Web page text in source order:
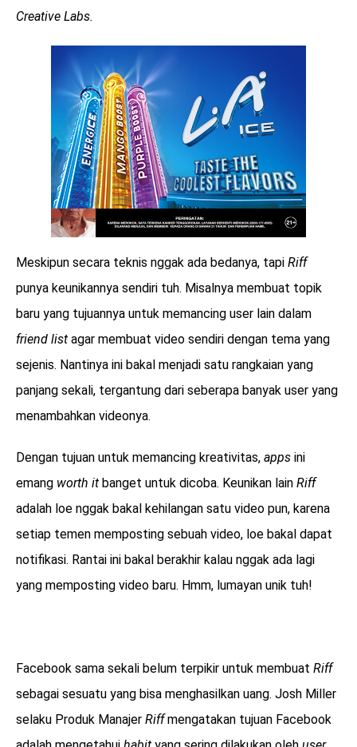
Creative Labs.
Meskipun secara teknis nggak ada bedanya, tapi Riff
punya keunikannya sendiri tuh. Misalnya membuat topik
baru yang tujuannya untuk memancing user lain dalam
friend list agar membuat video sendiri dengan tema yang
sejenis. Nantinya ini bakal menjadi satu rangkaian yang
panjang sekali, tergantung dari seberapa banyak user yang
menambahkan videonya.
Dengan tujuan untuk memancing kreativitas, apps ini
emang worth it banget untuk dicoba. Keunikan lain Riff
adalah loe nggak bakal kehilangan satu video pun, karena
setiap temen memposting sebuah video, loe bakal dapat
notifikasi. Rantai ini bakal berakhir kalau nggak ada lagi
yang memposting video baru. Hmm, lumayan unik tuh!
Facebook sama sekali belum terpikir untuk membuat Riff
sebagai sesuatu yang bisa menghasilkan uang. Josh Miller
selaku Produk Manajer Riffmengatakan tujuan Facebook